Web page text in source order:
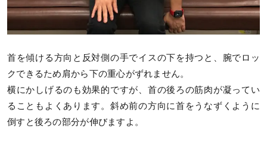
首を傾ける方向と反対側の手でイスの下を持つと、腕でロッ
クできるため肩から下の重心がずれません。
横にかしげるのも効果的ですが、首の後ろの筋肉が凝ってい
ることもよくあります。斜め前の方向に首をうなずくように
倒すと後ろの部分が伸びますよ。